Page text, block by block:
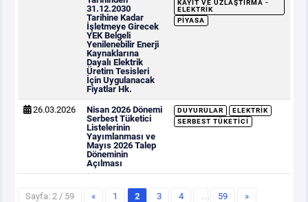
31.12.2030
Tarihine Kadar
İşletmeye Girecek
YEK Belgeli
Yenilenebilir Enerji
Kaynaklarına
Dayalı Elektrik
Üretim Tesisleri
İçin Uygulanacak
Fiyatlar Hk.
KAYIT VE UZLAŞTIRMA -
ELEKTRIK
PIYASA
26.03.2026
Nisan 2026 Dönemi
Serbest Tüketici
Listelerinin
Yayımlanması ve
Mayıs 2026 Talep
Döneminin
Açılması
DUYURULAR
ELEKTRIK
SERBEST TÜKETICI
Sayfa: 2 / 59 « 1 2 3 4 … 59 »